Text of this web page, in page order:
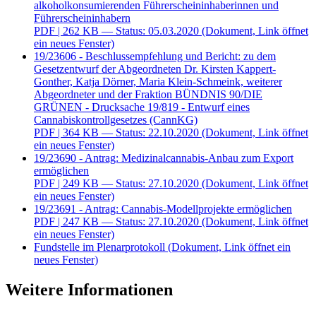
alkoholkonsumierenden Führerscheininhaberinnen und
Führerscheininhabern
PDF | 262 KB — Status: 05.03.2020 (Dokument, Link öffnet
ein neues Fenster)
19/23606 - Beschlussempfehlung und Bericht: zu dem
Gesetzentwurf der Abgeordneten Dr. Kirsten Kappert-
Gonther, Katja Dörner, Maria Klein-Schmeink, weiterer
Abgeordneter und der Fraktion BÜNDNIS 90/DIE
GRÜNEN - Drucksache 19/819 - Entwurf eines
Cannabiskontrollgesetzes (CannKG)
PDF | 364 KB — Status: 22.10.2020 (Dokument, Link öffnet
ein neues Fenster)
19/23690 - Antrag: Medizinalcannabis-Anbau zum Export
ermöglichen
PDF | 249 KB — Status: 27.10.2020 (Dokument, Link öffnet
ein neues Fenster)
19/23691 - Antrag: Cannabis-Modellprojekte ermöglichen
PDF | 247 KB — Status: 27.10.2020 (Dokument, Link öffnet
ein neues Fenster)
Fundstelle im Plenarprotokoll (Dokument, Link öffnet ein
neues Fenster)
Weitere Informationen